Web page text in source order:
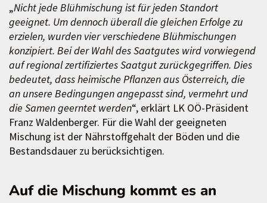
„Nicht jede Blühmischung ist für jeden Standort
geeignet. Um dennoch überall die gleichen Erfolge zu
erzielen, wurden vier verschiedene Blühmischungen
konzipiert. Bei der Wahl des Saatgutes wird vorwiegend
auf regional zertifiziertes Saatgut zurückgegriffen. Dies
bedeutet, dass heimische Pflanzen aus Österreich, die
an unsere Bedingungen angepasst sind, vermehrt und
die Samen geerntet werden“, erklärt LK OÖ-Präsident
Franz Waldenberger. Für die Wahl der geeigneten
Mischung ist der Nährstoffgehalt der Böden und die
Bestandsdauer zu berücksichtigen.
Auf die Mischung kommt es an